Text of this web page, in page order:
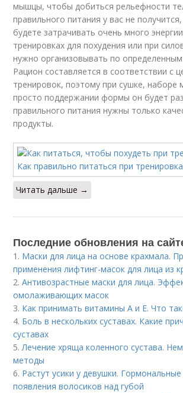
мышцы, чтобы добиться рельефности
правильного питания у вас не
будете затрачивать очень много
тренировках для похудения или при
нужно организовывать по
Рацион составляется в соответствии с
тренировок, поэтому при сушке, наборе
просто поддержании формы он будет
правильного питания нужны только
продукты.
Читать дальше →
Последние обновления на
1. Маски для лица на основе крахмала.
применения лифтинг-масок для лица из
2.Антивозрастные маски для лица.
омолаживающих масок
3. Как принимать витамины А и Е. Что
4. Боль в нескольких суставах. Какие
суставах
5.Лечение хряща коленного сустава.
методы
6. Растут усики у девушки.
появления волосиков над губой